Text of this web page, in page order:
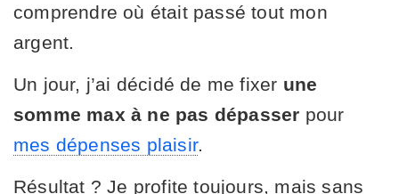
comprendre où était passé tout mon
argent.
Un jour, j’ai décidé de me fixer une
somme max à ne pas dépasser pour
mes dépenses plaisir.
Résultat ? Je profite toujours, mais sans